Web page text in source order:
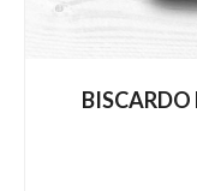
BISCARDO